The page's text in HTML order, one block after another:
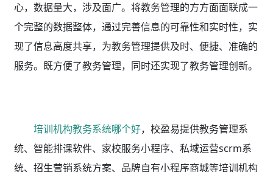
心，数据量大，涉及面广。将教务管理的方方面面联成一
个完整的数据整体，通过完善信息的可靠性和实时性，实
现了信息高度共享，为教务管理提供及时、便捷、准确的
服务。既方便了教务管理，同时还实现了教务管理创新。
培训机构教务系统哪个好，校盈易提供教务管理系
统、智能排课软件、家校服务小程序、私域运营scrm系
统、招生营销系统方案、品牌自有小程序商城等培训机构